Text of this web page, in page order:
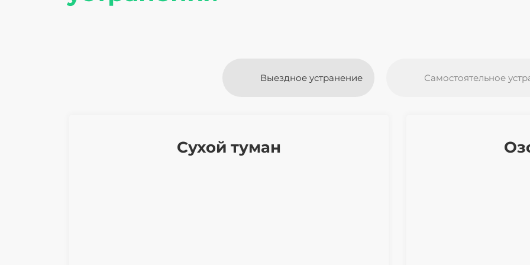
Выездное устранение Самостоятельное
Сухой туман